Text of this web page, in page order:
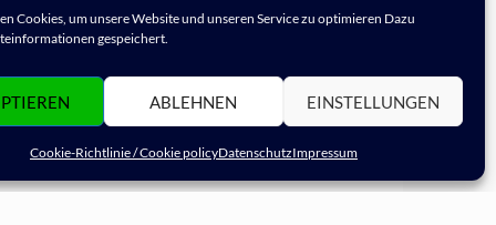
Cookies, um unsere Website und unseren Service zu optimieren Dazu
gespeichert.
ABLEHNEN EINSTELLUNGEN
Cookie-Richtlinie / Cookie policyDatenschutzImpressum